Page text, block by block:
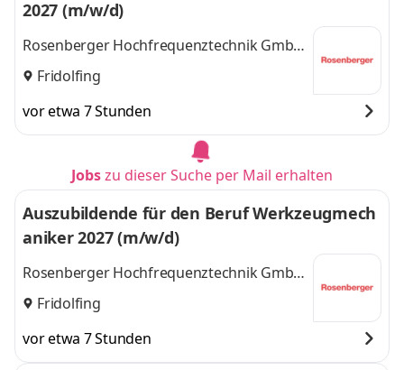
2027 (m/w/d)
Rosenberger Hochfrequenztechnik GmbH
& Co. KG
Fridolfing
vor etwa 7 Stunden
Jobszu dieser Suche per Mail erhalten
Auszubildende für den Beruf Werkzeugmech
aniker 2027 (m/w/d)
Rosenberger Hochfrequenztechnik GmbH
& Co. KG
Fridolfing
vor etwa 7 Stunden